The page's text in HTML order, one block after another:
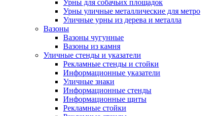
Урны для собачьих площадок
Урны уличные металлические для метро
Уличные урны из дерева и металла
Вазоны
Вазоны чугунные
Вазоны из камня
Уличные стенды и указатели
Рекламные стенды и стойки
Информационные указатели
Уличные знаки
Информационные стенды
Информационные щиты
Рекламные стойки